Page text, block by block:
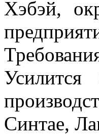
Хэбэй,
Синтае,